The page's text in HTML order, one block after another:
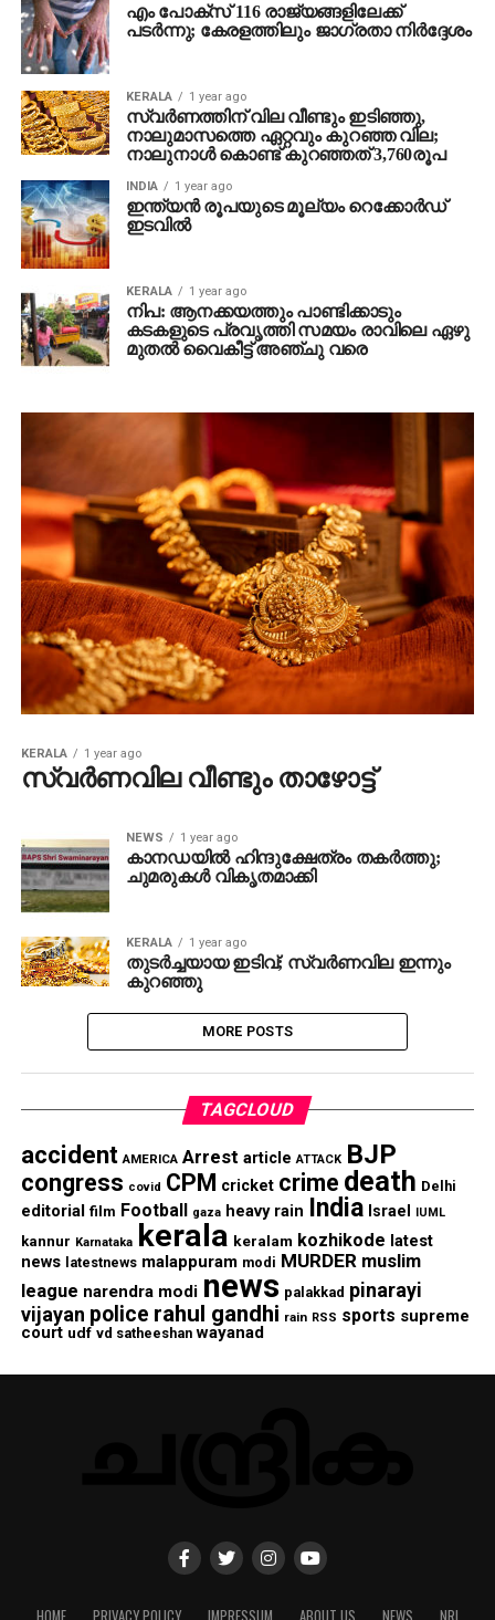
എം പോക്‌സ് 116 രാജ്യങ്ങളിലേക്ക്
പടർന്നു; കേരളത്തിലും ജാഗ്രതാ നിർദ്ദേശം
KERALA 1 year ago
സ്വര്‍ണത്തിന് വില വീണ്ടും ഇടിഞ്ഞു,
നാലുമാസത്തെ ഏറ്റവും കുറഞ്ഞ വില;
നാലുനാള്‍ കൊണ്ട് കുറഞ്ഞത് 3,760രൂപ
INDIA 1 year ago
ഇന്ത്യൻ രൂപയുടെ മൂല്യം റെക്കോര്‍ഡ്
ഇടവില്‍
KERALA 1 year ago
നിപ: ആനക്കയത്തും പാണ്ടിക്കാടും
കടകളുടെ പ്രവൃത്തി സമയം രാവിലെ ഏഴു
മുതൽ വൈകീട്ട് അഞ്ചു വരെ
KERALA 1 year ago
സ്വര്‍ണവില വീണ്ടും താഴോട്ട്
NEWS 1 year ago
കാനഡയിൽ ഹിന്ദുക്ഷേത്രം തകർത്തു;
ചുമരുകൾ വികൃതമാക്കി
KERALA 1 year ago
തുടര്‍ച്ചയായ ഇടിവ്; സ്വര്‍ണവില ഇന്നും
കുറഞ്ഞു
MORE POSTS
TAGCLOUD
accident AMERICA Arrest article ATTACK BJP
congress covid CPM cricket crime death Delhi
editorial film Football gaza heavy rain India Israel IUML
kannur Karnataka kerala keralam kozhikode latest
news
latestnews malappuram modi MURDER muslim
league narendra modi news palakkad pinarayi
vijayan police rahul gandhi rain RSS sports supreme
court udf vd satheeshan wayanad